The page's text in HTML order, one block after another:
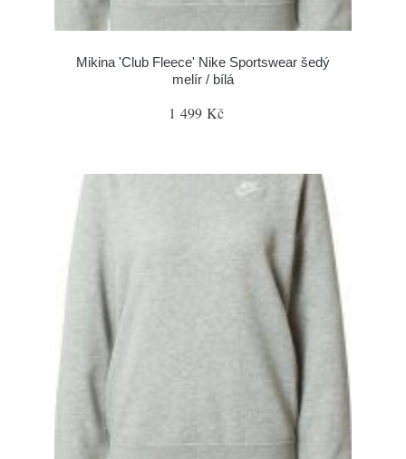
Mikina 'Club Fleece' Nike Sportswear šedý
melír / bílá
1 499 Kč